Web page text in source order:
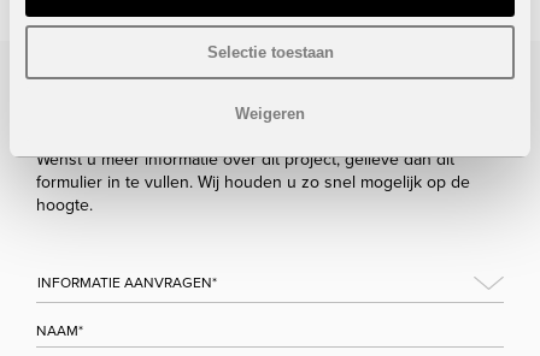
Selectie toestaan
Weigeren
Bezoek/infoaanvraag
Wenst u meer informatie over dit project, gelieve dan dit
formulier in te vullen. Wij houden u zo snel mogelijk op de
hoogte.